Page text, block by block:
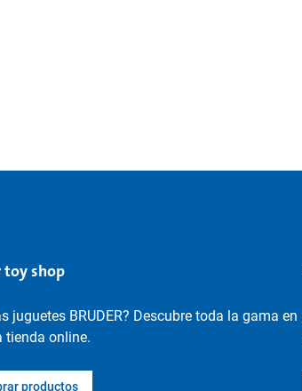
toy shop
juguetes BRUDER? Descubre toda la gama en
tienda online.
productos